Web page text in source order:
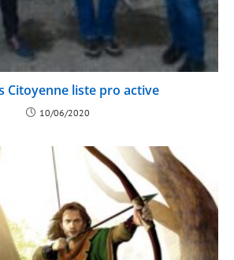
Citoyenne liste pro active
10/06/2020